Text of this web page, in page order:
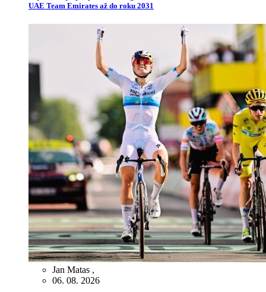
UAE Team Emirates až do roku 2031
Jan Matas ,
06. 08. 2026